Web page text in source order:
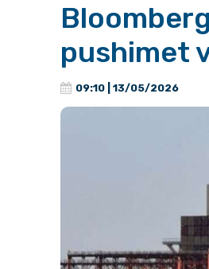
pushimet
09:10 | 13/05/2026